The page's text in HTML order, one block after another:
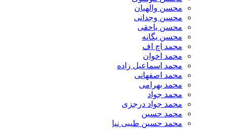
محسن والهیان
محسن وجدانی
محسن یاحقی
محسن یگانه
محمد اچ اف
محمد اخوان
محمد اسماعیل زاده
محمد اصفهانی
محمد بهرامی
محمد جواد
محمد جواد درجزی
محمد حسین
محمد حسین طیبی نیا